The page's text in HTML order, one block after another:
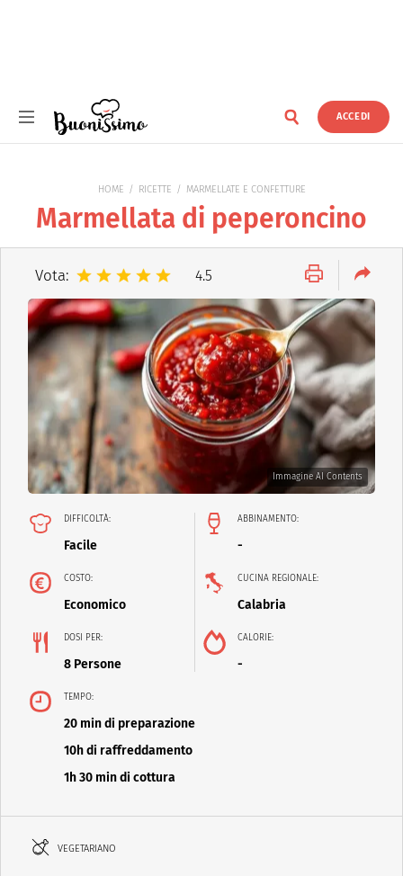
ACCEDI
HOME RICETTE MARMELLATE E CONFETTURE
Marmellata di peperoncino
Vota: 4.5
Immagine AI Contents
DIFFICOLTÀ:
Facile
ABBINAMENTO:
-
COSTO:
Economico
CUCINA REGIONALE:
Calabria
DOSI PER:
8 Persone
CALORIE:
-
TEMPO:
20 min di preparazione
10h di raffreddamento
1h 30 min di cottura
VEGETARIANO